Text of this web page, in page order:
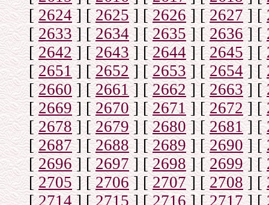
[2624] [2625] [2626] [2627] [
[2633] [2634] [2635] [2636] [
[2642] [2643] [2644 ] [2645] [
[2651] [2652] [2653] [2654] [
[2660] [2661] [2662] [2663] [
[2669] [2670] [2671] [2672] [
[2678] [2679] [2680] [2681] [
[2687] [2688] [2689] [2690] [
[2696] [2697] [2698] [2699] [
[2705] [2706] [2707] [2708] [
[2714] [2715] [2716] [2717] [